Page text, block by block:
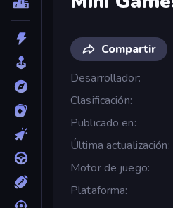
Compartir
Desarrollador
Clasificación
Publicado en
Última actualización
Motor de juego
Plataforma